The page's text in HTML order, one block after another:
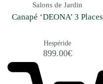
Salons de Jardin
Canapé ‘DEONA’ 3 Places
Hespéride
899.00€